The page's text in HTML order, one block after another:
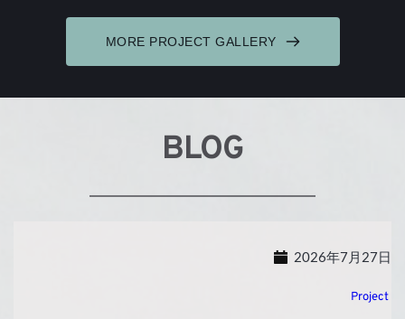
MORE PROJECT GALLERY
BLOG
2026年7月27日
Project